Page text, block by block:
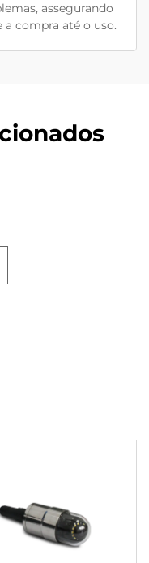
assegurando
compra até o uso.